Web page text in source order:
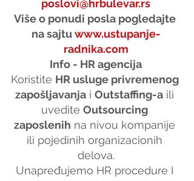
poslovi@hrbulevar.rs
Više o ponudi posla pogledajte
na sajtu www.ustupanje-
radnika.com
Info - HR agencija
Koristite HR usluge privremenog
zapošljavanja i Outstaffing-a ili
uvedite Outsourcing
zaposlenih na nivou kompanije
ili pojedinih organizacionih
delova.
Unapređujemo HR procedure I